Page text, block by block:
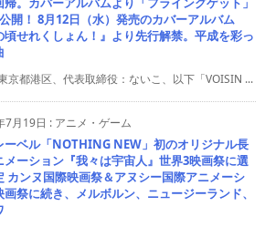
開！ 8月12日（水）発売のカバーアルバム
頃せれくしょん！』より先行解禁。平成を彩っ
京都港区、代表取締役：ないこ、以下「VOISIN ...
7月19日 : アニメ・ゲーム
ーベル「NOTHING NEW」初のオリジナル長
メーション『我々は宇宙人』世界3映画祭に選
カンヌ国際映画祭＆アヌシー国際アニメーシ
画祭に続き、メルボルン、ニュージーランド、